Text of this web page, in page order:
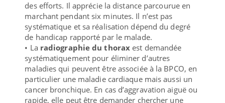
des efforts. Il apprécie la distance parcourue en
marchant pendant six minutes. Il n’est pas
systématique et sa réalisation dépend du degré
de handicap rapporté par le malade.
• La radiographie du thorax est demandée
systématiquement pour éliminer d’autres
maladies qui peuvent être associée à la BPCO, en
particulier une maladie cardiaque mais aussi un
cancer bronchique. En cas d’aggravation aiguë ou
rapide, elle peut être demander chercher une